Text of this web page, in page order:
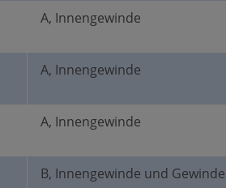
A, Innengewinde
A, Innengewinde
A, Innengewinde
B, Innengewinde und